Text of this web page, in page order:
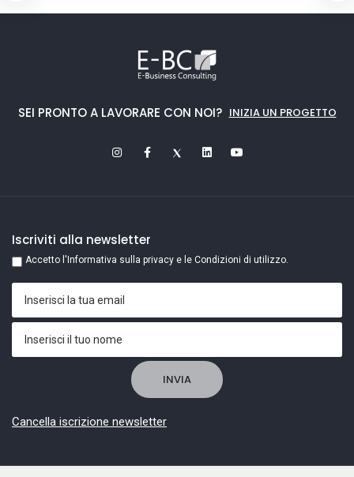
SEI PRONTO A LAVORARE CON NOI? INIZIA UN PROGETTO
Iscriviti alla newsletter
Accetto l'Informativa sulla privacy e le Condizioni di utilizzo.
Cancella iscrizione newsletter